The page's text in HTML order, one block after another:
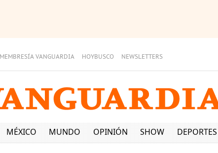
MEMBRESÍA VANGUARDIA HOYBUSCO NEWSLETTERS
MÉXICO MUNDO OPINIÓN SHOW DEPORTES